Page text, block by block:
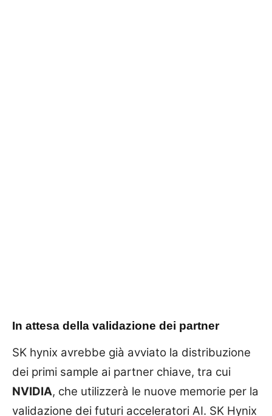
In attesa della validazione dei partner
SK hynix avrebbe già avviato la distribuzione
dei primi sample ai partner chiave, tra cui
NVIDIA, che utilizzerà le nuove memorie per la
validazione dei futuri acceleratori AI. SK Hynix